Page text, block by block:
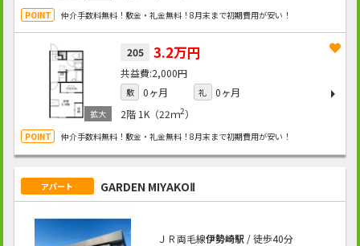
仲介手数料無料！敷金・礼金無料！8月末まで初期費用が安い！
205 3.2万円
2,000円
敷 0ヶ月 礼
0ヶ月
2階 1K（22ｍ2）
仲介手数料無料！敷金・礼金無料！8月末まで初期費用が安い！
アパート GARDEN MIYAKOⅡ
ＪＲ両毛線伊勢崎駅/ 徒歩40分